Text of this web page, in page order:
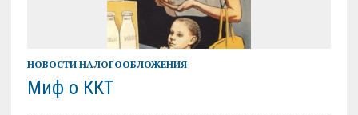
НОВОСТИ НАЛОГООБЛОЖЕНИЯ
Миф о ККТ